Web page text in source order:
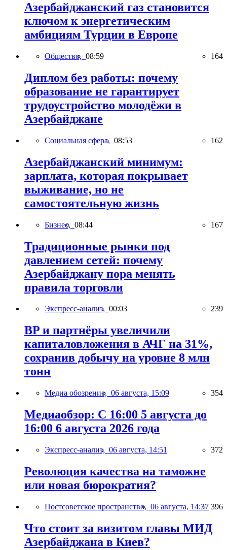
Азербайджанский газ становится
ключом к энергетическим
амбициям Турции в Европе
Общество, 08:59 164
Диплом без работы: почему
образование не гарантирует
трудоустройство молодёжи в
Азербайджане
Социальная сфера, 08:53 162
Азербайджанский минимум:
зарплата, которая покрывает
выживание, но не
самостоятельную жизнь
Бизнес, 08:44 167
Традиционные рынки под
давлением сетей: почему
Азербайджану пора менять
правила торговли
Экспресс-анализ, 00:03 239
BP и партнёры увеличили
капиталовложения в АЧГ на 31%,
сохранив добычу на уровне 8 млн
тонн
Медиа обозрение, 06 августа, 15:09 354
Медиаобзор: С 16:00 5 августа до
16:00 6 августа 2026 года
Экспресс-анализ, 06 августа, 14:51 372
Революция качества на таможне
или новая бюрократия?
Постсоветское пространство, 06 августа, 14:37 396
Что стоит за визитом главы МИД
Азербайджана в Киев?